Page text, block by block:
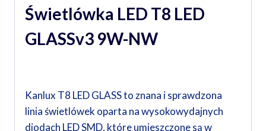
Świetlówka LED T8 LED
GLASSv3 9W-NW
Kanlux T8 LED GLASS to znana i sprawdzona
linia świetlówek oparta na wysokowydajnych
diodach LED SMD, które umieszczone są w